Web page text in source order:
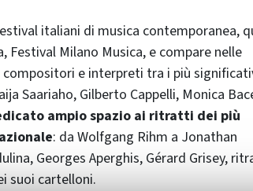
italiani di musica contemporanea,
Festival Milano Musica, e compare nelle
e interpreti tra i più
Saariaho, Gilberto Cappelli, Monica
ampio spazio ai ritratti dei più
: da Wolfgang Rihm a Jonathan
Georges Aperghis, Gérard Grisey,
suoi cartelloni.